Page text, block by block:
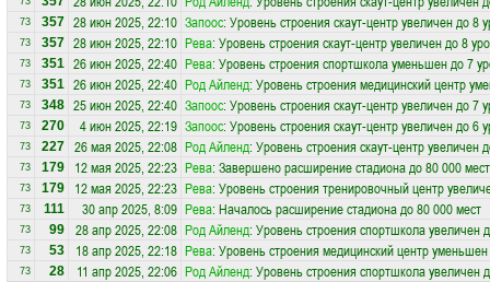
73 357 28 июн 2025, 22:10 Запоос: Уровень строения скаут-центр увеличен до 8
73 357 28 июн 2025, 22:10 Рева: Уровень строения скаут-центр увеличен до 8
73 351 26 июн 2025, 22:40 Рева: Уровень строения спортшкола уменьшен до 7
73 351 26 июн 2025, 22:40 Род Айленд: Уровень строения медицинский центр
73 348 25 июн 2025, 22:40 Запоос: Уровень строения скаут-центр увеличен до 7
73 270 4 июн 2025, 22:19 Запоос: Уровень строения скаут-центр увеличен до 6
73 227 26 мая 2025, 22:08 Род Айленд: Уровень строения скаут-центр увеличен
73 179 12 мая 2025, 22:23 Рева: Завершено расширение стадиона до 80 000 мест
73 179 12 мая 2025, 22:23 Рева: Уровень строения тренировочный центр
73 111 30 апр 2025, 8:09 Рева: Началось расширение стадиона до 80 000 мест
73 99 28 апр 2025, 22:08 Род Айленд: Уровень строения спортшкола увеличен
73 53 18 апр 2025, 22:18 Рева: Уровень строения медицинский центр
73 28 11 апр 2025, 22:06 Род Айленд: Уровень строения спортшкола увеличен